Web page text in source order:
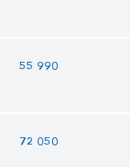
55 990
72 050